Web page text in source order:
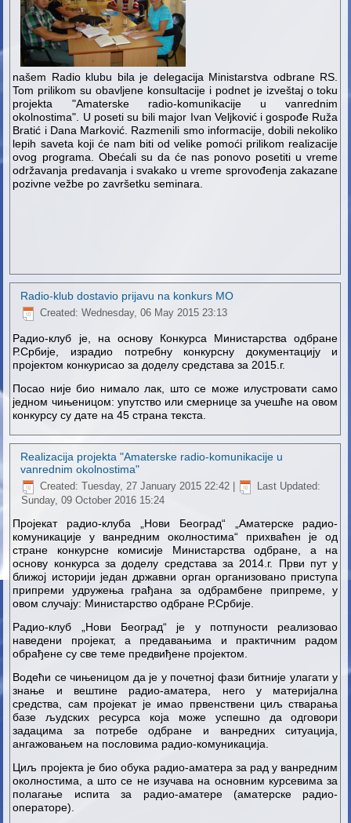
našem Radio klubu bila je delegacija Ministarstva odbrane RS.
Tom prilikom su obavljene konsultacije i podnet je izveštaj o toku
projekta "Amaterske radio-komunikacije u vanrednim
okolnostima". U poseti su bili major Ivan Veljković i gospođe Ruža
Bratić i Dana Marković. Razmenili smo informacije, dobili nekoliko
lepih saveta koji će nam biti od velike pomoći prilikom realizacije
ovog programa. Obećali su da će nas ponovo posetiti u vreme
održavanja predavanja i svakako u vreme sprovođenja zakazane
pozivne vežbe po završetku seminara.
Radio-klub dostavio prijavu na konkurs MO
Created: Wednesday, 06 May 2015 23:13
Радио-клуб је, на основу Конкурса Министарства одбране
Р.Србије, израдио потребну конкурсну документацију и
пројектом конкурисао за доделу средстава за 2015.г.
Посао није био нимало лак, што се може илустровати само
једном чињеницом: упутство или смернице за учешће на овом
конкурсу су дате на 45 страна текста.
Realizacija projekta "Amaterske radio-komunikacije u
vanrednim okolnostima"
Created: Tuesday, 27 January 2015 22:42
Last Updated:
Sunday, 09 October 2016 15:24
Пројекат радио-клуба „Нови Београд“ „Аматерске радио-
комуникације у ванредним околностима“ прихваћен је од
стране конкурсне комисије Министарства одбране, а на
основу конкурса за доделу средстава за 2014.г. Први пут у
ближој историји један државни орган организовано приступа
припреми удружења грађана за одбрамбене припреме, у
овом случају: Министарство одбране Р.Србије.
Радио-клуб „Нови Београд“ је у потпуности реализовао
наведени пројекат, а предавањима и практичним радом
обрађене су све теме предвиђене пројектом.
Водећи се чињеницом да је у почетној фази битније улагати у
знање и вештине радио-аматера, него у материјална
средства, сам пројекат је имао првенствени циљ стварања
базе људских ресурса која може успешно да одговори
задацима за потребе одбране и ванредних ситуација,
ангажовањем на пословима радио-комуникација.
Циљ пројекта је био обука радио-аматера за рад у ванредним
околностима, а што се не изучава на основним курсевима за
полагање испита за радио-аматере (аматерске радио-
операторе).